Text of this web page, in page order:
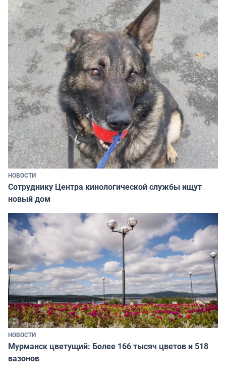
НОВОСТИ
Сотруднику Центра кинологической службы ищут
новый дом
НОВОСТИ
Мурманск цветущий: Более 166 тысяч цветов и 518
вазонов